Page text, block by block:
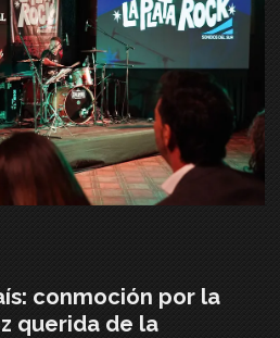
conmoción por la
querida de la